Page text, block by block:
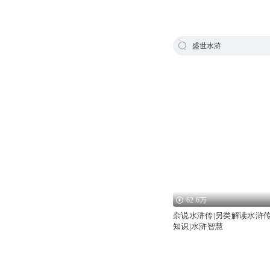
盛世水浒
62.6万
杂说水浒传|另类解读水浒
知识|水浒智慧